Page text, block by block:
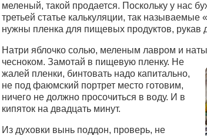
меленый, такой продается. Поскольку у нас
третьей статье калькуляции, так
нужны пленка для пищевых продуктов, рукав
Натри яблочко солью, меленым лавром и
чесноком. Замотай в пищевую пленку. Не
жалей пленки, бинтовать надо капитально,
не под фаюмский портрет место готовим,
ничего не должно просочиться в воду. И в
кипяток на двадцать минут.
Из духовки вынь поддон, проверь, не